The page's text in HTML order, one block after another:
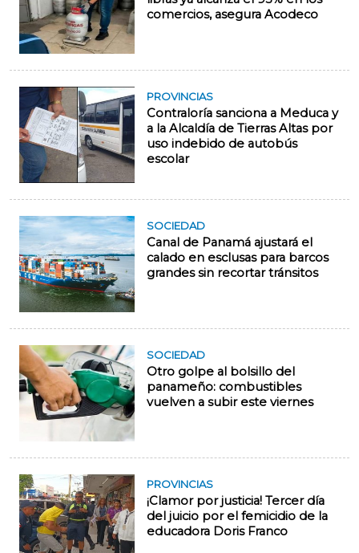
comercios, asegura Acodeco
PROVINCIAS
Contraloría sanciona a Meduca y
a la Alcaldía de Tierras Altas por
uso indebido de autobús
escolar
SOCIEDAD
Canal de Panamá ajustará el
calado en esclusas para barcos
grandes sin recortar tránsitos
SOCIEDAD
Otro golpe al bolsillo del
panameño: combustibles
vuelven a subir este viernes
PROVINCIAS
¡Clamor por justicia! Tercer día
del juicio por el femicidio de la
educadora Doris Franco